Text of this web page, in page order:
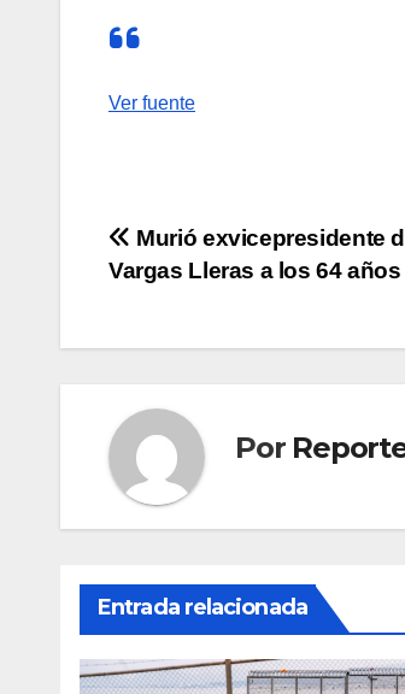
Ver fuente
Navegación
de
entradas
Murió exvicepresidente
Vargas Lleras a los 64
Por
Entrada relacionada